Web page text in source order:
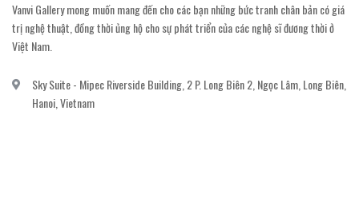
Vanvi Gallery mong muốn mang đến cho các bạn những bức tranh chân bản có giá
trị nghệ thuật, đồng thời ủng hộ cho sự phát triển của các nghệ sĩ đương thời ở
Việt Nam.
Sky Suite - Mipec Riverside Building, 2 P. Long Biên 2, Ngọc Lâm, Long Biên,
Hanoi, Vietnam